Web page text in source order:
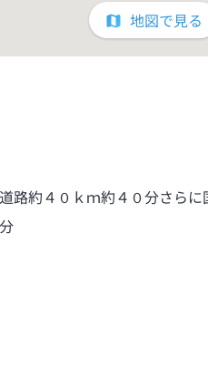
地図で見る
路約４０ｋｍ約４０分さら